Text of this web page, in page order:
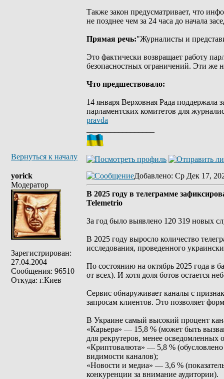
Также закон предусматривает, что
не позднее чем за 24 часа до начала
Прямая речь:"Журналисты и
Это фактически возвращает работу
безопасностных ограничений. Эти же
Что предшествовало:
14 января Верховная Рада поддержала
парламентских комитетов для
pravda
Вернуться к началу
yorick
Модератор
Зарегистрирован:
27.04.2004
Сообщения: 96510
Откуда: г.Киев
Добавлено: Ср Дек 17,
В 2025 году в телеграмме
Telemetrio
За год было выявлено 120 319 новых
В 2025 году выросло количество
исследования, проведенного
По состоянию на октябрь 2025 года в
от всех). И хотя доля ботов остается
Сервис обнаруживает каналы с
запросам клиентов. Это позволяет
В Украине самый высокий процент
«Карьера» — 15,8 % (может быть
для рекрутеров, менее осведомленных
«Криптовалюта» — 5,8 %
видимости каналов);
«Новости и медиа» — 3,6 %
конкуренции за внимание аудитории).